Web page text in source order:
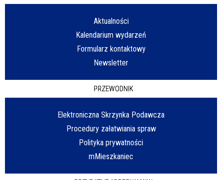
Aktualności
Kalendarium wydarzeń
Formularz kontaktowy
Newsletter
PRZEWODNIK
Elektroniczna Skrzynka Podawcza
Procedury załatwiania spraw
Polityka prywatności
mMieszkaniec